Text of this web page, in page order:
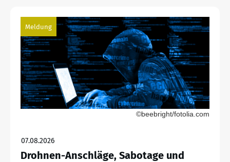
Meldung
©beebright/fotolia.com
07.08.2026
Drohnen-Anschläge, Sabotage und